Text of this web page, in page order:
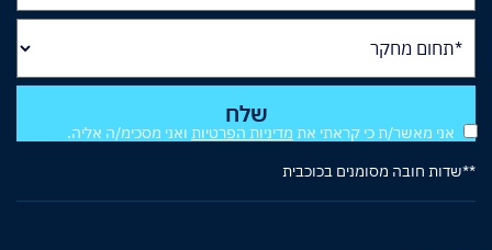
אני מאשר/ת כי קראתי את מדיניות הפרטיות
ואני מסכימ/ה אליה.
**שדות חובה מסומנים בכוכבית